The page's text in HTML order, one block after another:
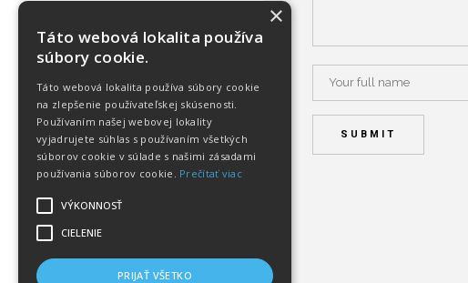
×
Táto webová lokalita používa
súbory cookie.
Táto webová lokalita používa súbory cookie
na zlepšenie používateľskej skúsenosti.
Používaním našej webovej lokality
vyjadrujete súhlas s používaním všetkých
súborov cookie v súlade s našimi zásadami
používania súborov cookie. Prečítať viac
VÝKONNOSŤ
CIELENIE
PRIJAŤ VŠETKO